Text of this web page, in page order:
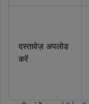
दस्तावेज़ अपलोड
करें